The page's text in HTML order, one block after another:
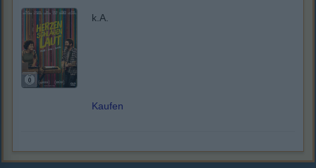
k.A.
Kaufen